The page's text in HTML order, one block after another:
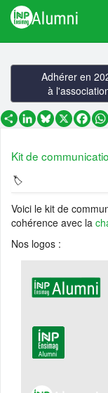
Adhérer en
à
PartagerLinkedIn
Bluesky
X
Kit de
Voici le kit de
cohérence avec la
Nos logos :